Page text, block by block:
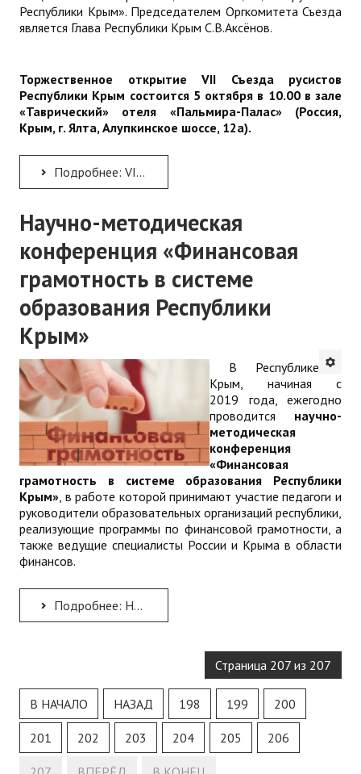
Республики Крым». Председателем Оргкомитета Съезда
является Глава Республики Крым С.В.Аксёнов.
Торжественное открытие VII Съезда русистов
Республики Крым состоится 5 октября в 10.00 в зале
«Таврический» отеля «Пальмира-Палас» (Россия,
Крым, г. Ялта, Алупкинское шоссе, 12а).
Подробнее: VII Съезд русистов Республики Крым
Научно-методическая
конференция «Финансовая
грамотность в системе
образования Республики
Крым»
В Республике
Крым, начиная с
2019 года, ежегодно
проводится научно-
методическая
конференция
«Финансовая
грамотность в системе образования Республики
Крым» , в работе которой принимают участие педагоги и
руководители образовательных организаций республики,
реализующие программы по финансовой грамотности, а
также ведущие специалисты России и Крыма в области
финансов.
Подробнее: Научно-методическая конференция «Финансовая грамотность в системе образования Республики Крым»
Страница 207 из 207
В НАЧАЛО НАЗАД 198 199 200
201 202 203 204 205 206